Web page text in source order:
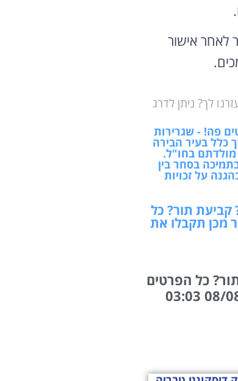
לאחר אישור
לך? ניתן לדרג
פה! - שגרירות
כלל בעיר הבירה
מולדתם בחו"ל.
בסחר בין
על זכויות
קביעת תור? כל
מכן תקבלו את
כל הפרטים
המידע נכון לתאריך: 08/08/2026 03:03